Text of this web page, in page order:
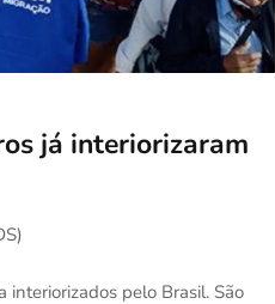
já interiorizaram
pelo Brasil. São